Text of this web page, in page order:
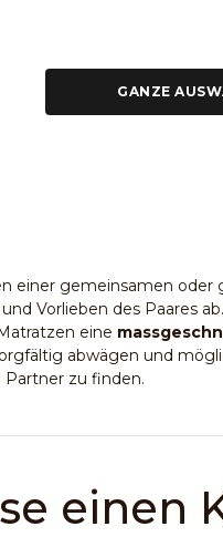
GANZE
einer gemeinsamen
Vorlieben des Paares
eine
abwägen und
zu finden.
einen